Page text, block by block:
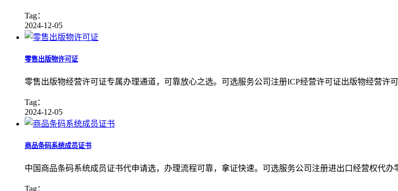
Tag：
2024-12-05
零售出版物许可证
零售出版物经营许可证专属办理通道，可靠放心之选。可选服务公司注册ICP经营许可证出版物经营许
Tag：
2024-12-05
商品条码系统成员证书
中国商品条码系统成员证书代申请选，办理流程可靠，拿证快速。可选服务公司注册进出口经营权代
Tag：